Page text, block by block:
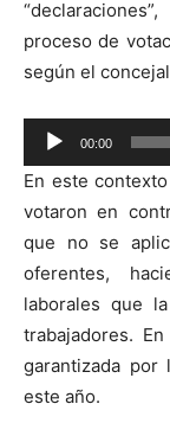
proceso de
según el
Reproductor
de
audio
00:00
En este
votaron en
que no se
oferentes,
laborales que
trabajadores.
garantizada
este año.